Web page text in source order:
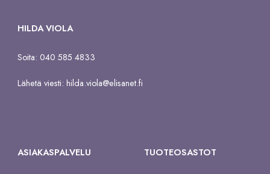
HILDA VIOLA
Soita: 040 585 4833
Lähetä viesti:hilda.viola@elisanet.fi
ASIAKASPALVELU TUOTEOSASTOT